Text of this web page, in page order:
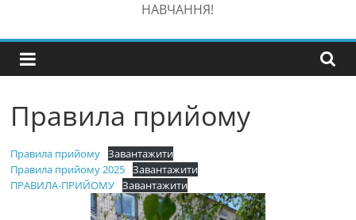
НАВЧАННЯ!
Правила прийому
Правила прийому Завантажити
Правила прийому 2025 Завантажити
ПРАВИЛА-ПРИЙОМУ Завантажити